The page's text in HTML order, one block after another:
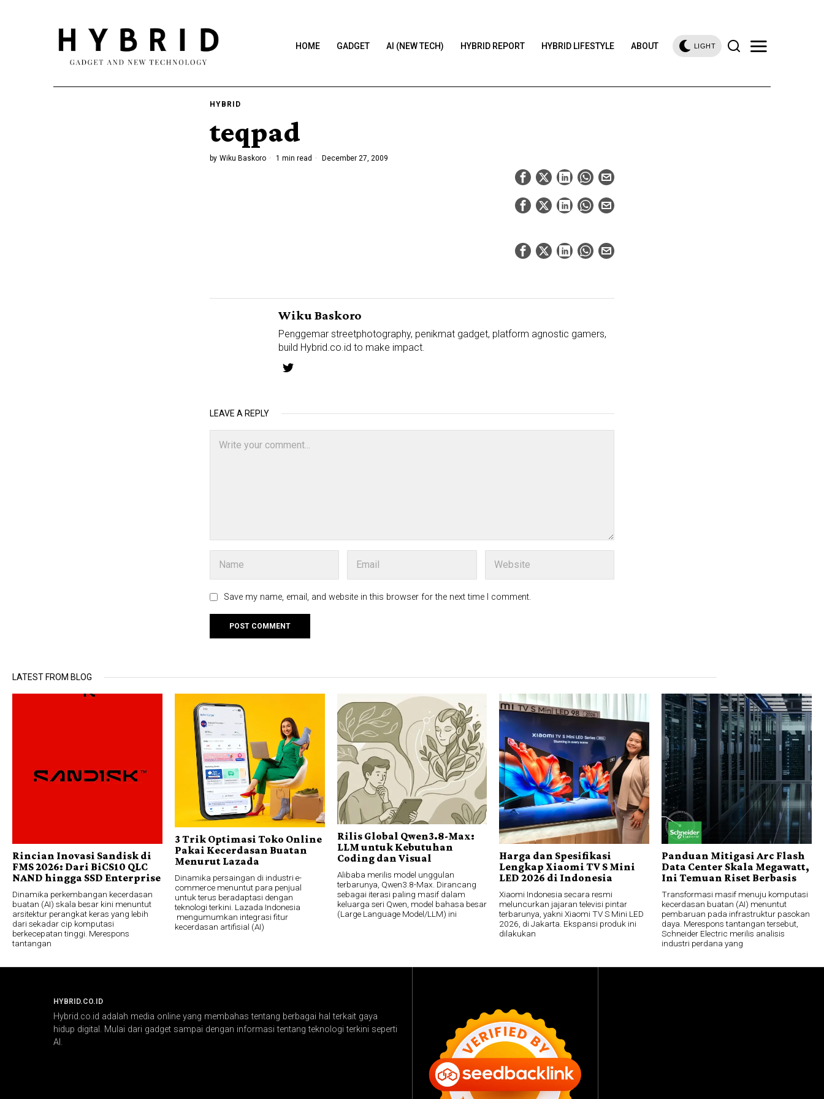
HOME GADGET AI (NEW TECH) HYBRID REPORT HYBRID LIFESTYLE ABOUT LIGHT
HYBRID
teqpad
by Wiku Baskoro 1 min read December 27, 2009
Wiku Baskoro
Penggemar streetphotography, penikmat gadget, platform agnostic gamers,
build Hybrid.co.id to make impact.
LEAVE A REPLY
Save my name, email, and website in this browser for the next time I comment.
LATEST FROM BLOG
Rincian Inovasi Sandisk di
FMS 2026: Dari BiCS10 QLC
NAND hingga SSD Enterprise
Dinamika perkembangan kecerdasan
buatan (AI) skala besar kini menuntut
arsitektur perangkat keras yang lebih
dari sekadar cip komputasi
berkecepatan tinggi. Merespons
tantangan
3 Trik Optimasi Toko Online
Pakai Kecerdasan Buatan
Menurut Lazada
Dinamika persaingan di industri e-
commerce menuntut para penjual
untuk terus beradaptasi dengan
teknologi terkini. Lazada Indonesia
mengumumkan integrasi fitur
kecerdasan artifisial (AI)
Rilis Global Qwen3.8-Max:
LLM untuk Kebutuhan
Coding dan Visual
Alibaba merilis model unggulan
terbarunya, Qwen3.8-Max. Dirancang
sebagai iterasi paling masif dalam
keluarga seri Qwen, model bahasa besar
(Large Language Model/LLM) ini
Harga dan Spesifikasi
Lengkap Xiaomi TV S Mini
LED 2026 di Indonesia
Xiaomi Indonesia secara resmi
meluncurkan jajaran televisi pintar
terbarunya, yakni Xiaomi TV S Mini LED
2026, di Jakarta. Ekspansi produk ini
dilakukan
Panduan Mitigasi Arc Flash
Data Center Skala Megawatt,
Ini Temuan Riset Berbasis
Transformasi masif menuju komputasi
kecerdasan buatan (AI) menuntut
pembaruan pada infrastruktur pasokan
daya. Merespons tantangan tersebut,
Schneider Electric merilis analisis
industri perdana yang
HYBRID.CO.ID
Hybrid.co.id adalah media online yang membahas tentang berbagai hal terkait gaya
hidup digital. Mulai dari gadget sampai dengan informasi tentang teknologi terkini seperti
AI.